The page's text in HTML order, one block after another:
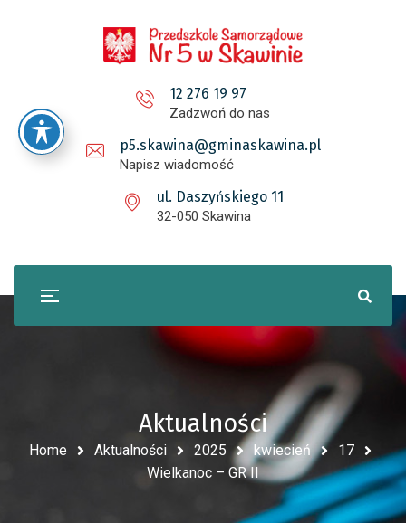
12 276 19 97
Zadzwoń do nas
p5.skawina@gminaskawina.pl
Napisz wiadomość
ul. Daszyńskiego 11
32-050 Skawina
Aktualności
Home Aktualności 2025 kwiecień
17
Wielkanoc – GR II